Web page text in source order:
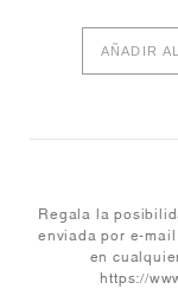
AÑADIR
Regala la
enviada por e-
en
https://